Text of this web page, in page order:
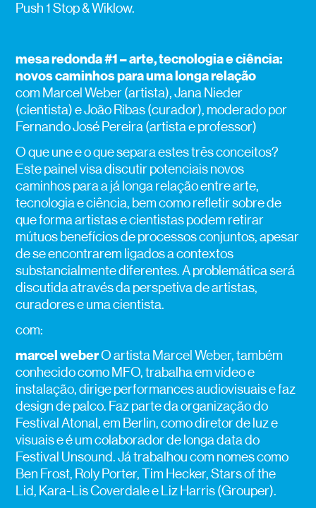
Push 1 Stop & Wiklow.
mesa redonda #1 – arte, tecnologia e ciência:
novos caminhos para uma longa relação
com Marcel Weber (artista), Jana Nieder
(cientista) e João Ribas (curador), moderado por
Fernando José Pereira (artista e professor)
O que une e o que separa estes três conceitos?
Este painel visa discutir potenciais novos
caminhos para a já longa relação entre arte,
tecnologia e ciência, bem como refletir sobre de
que forma artistas e cientistas podem retirar
mútuos benefícios de processos conjuntos, apesar
de se encontrarem ligados a contextos
substancialmente diferentes. A problemática será
discutida através da perspetiva de artistas,
curadores e uma cientista.
com:
marcel weberO artista Marcel Weber, também
conhecido como MFO, trabalha em vídeo e
instalação, dirige performances audiovisuais e faz
design de palco. Faz parte da organização do
Festival Atonal, em Berlin, como diretor de luz e
visuais e é um colaborador de longa data do
Festival Unsound. Já trabalhou com nomes como
Ben Frost, Roly Porter, Tim Hecker, Stars of the
Lid, Kara-Lis Coverdale e Liz Harris (Grouper).